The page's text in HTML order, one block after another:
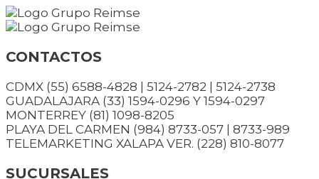
Saltar
al
CONTACTOS
CDMX (55) 6588-4828 | 5124-2782 | 5124-2738
GUADALAJARA (33) 1594-0296 Y 1594-0297
MONTERREY (81) 1098-8205
PLAYA DEL CARMEN (984) 8733-057 | 8733-989
TELEMARKETING XALAPA VER. (228) 810-8077
SUCURSALES